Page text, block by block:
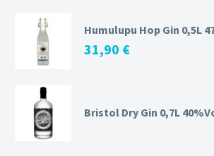
Humulupu Hop Gin 0,5L
31,90 €
Bristol Dry Gin 0,7L